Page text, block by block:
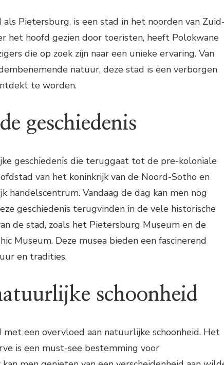
als Pietersburg, is een stad in het noorden van
het hoofd gezien door toeristen, heeft Polokwane
die op zoek zijn naar een unieke ervaring. Van
natuur, deze stad is een verborgen
te worden.
geschiedenis
geschiedenis die teruggaat tot de pre-koloniale
van het koninkrijk van de Noord-Sotho en
handelscentrum. Vandaag de dag kan men nog
geschiedenis terugvinden in de vele historische
de stad, zoals het Pietersburg Museum en de
Museum. Deze musea bieden een fascinerend
en tradities.
schoonheid
met een overvloed aan natuurlijke schoonheid. Het
is een must-see bestemming voor